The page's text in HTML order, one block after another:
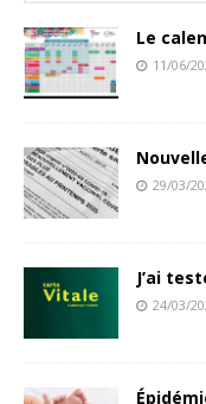
Le
11/06/
29/03/
J’ai
24/03/